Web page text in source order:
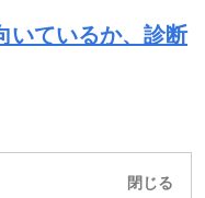
いているか、診断
閉じる